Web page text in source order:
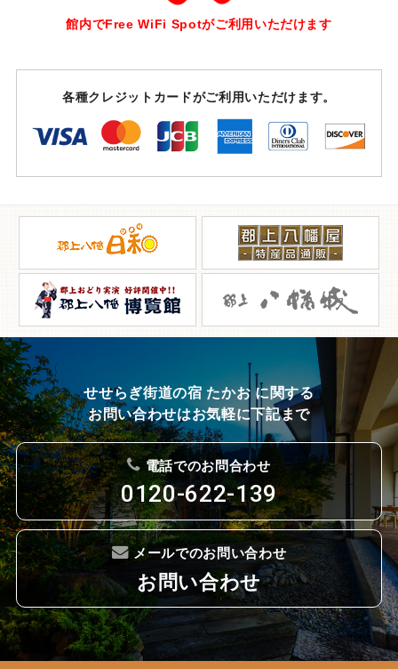
館内でFree WiFi Spotがご利用いただけます
各種クレジットカードがご利用いただけます。
せせらぎ街道の宿 たかお に関する
お問い合わせはお気軽に下記まで
電話でのお問合わせ
0120-622-139
メールでのお問い合わせ
お問い合わせ